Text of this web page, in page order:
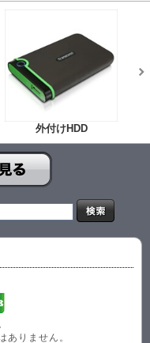
外付けHDD
ありません。